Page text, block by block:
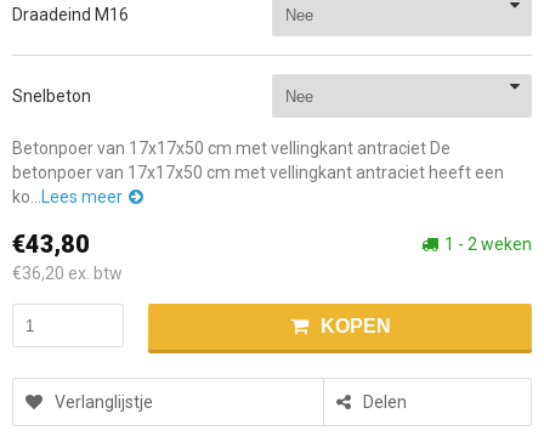
Draadeind M16
Snelbeton
Betonpoer van 17x17x50 cm met vellingkant antraciet De
betonpoer van 17x17x50 cm met vellingkant antraciet heeft een
ko...
Lees meer
€43,80
€36,20 ex. btw
1 - 2 weken
KOPEN
Verlanglijstje Delen